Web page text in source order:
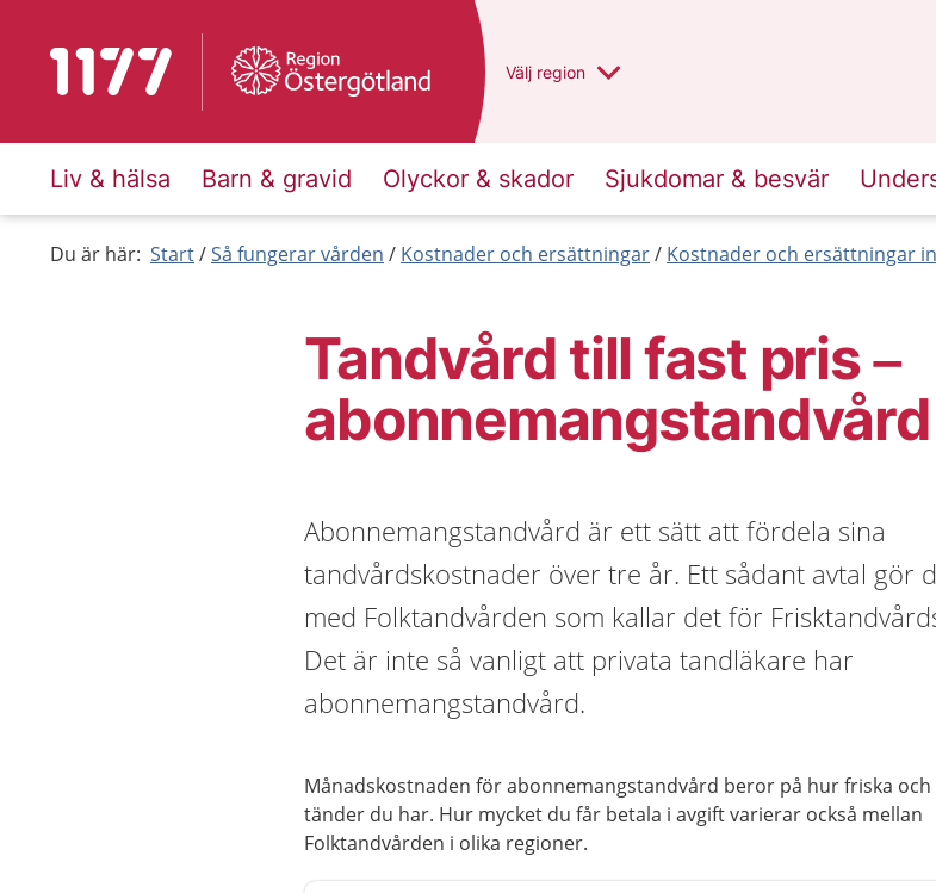
Till startsidan för 1177 Du har valt region
Välj en annan
region
Liv & hälsa Barn & gravid Olyckor & skador Sjukdomar & besvär
Du är här: Start Så fungerar vården Kostnader och ersättningar Kostnader och ersättningar
Tandvård till fast pris –
abonnemangstandvård
Abonnemangstandvård är ett sätt att fördela sina
tandvårdskostnader över tre år. Ett sådant avtal gör
med Folktandvården som kallar det för
Det är inte så vanligt att privata tandläkare har
abonnemangstandvård.
Månadskostnaden för abonnemangstandvård beror på hur friska och
tänder du har. Hur mycket du får betala i avgift varierar också mellan
Folktandvården i olika regioner.